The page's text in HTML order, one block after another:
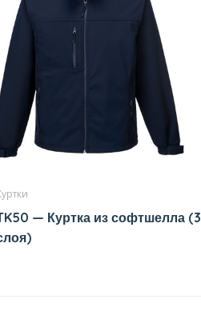
— Куртка из софтшелла (3